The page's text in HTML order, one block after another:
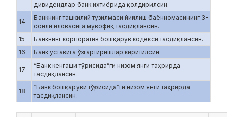
дивидендлар банк ихтиёрида қолдирилсин.
14
Банкнинг ташкилий тузилмаси йиғилиш баённомасининг 3-
сонли иловасига мувофиқ тасдиқлансин.
15
Банкнинг корпоратив бошқарув кодекси тасдиқлансин.
16
Банк уставига ўзгартиришлар киритилсин.
17
“Банк кенгаши тўғрисида”ги низом янги таҳрирда
тасдиқлансин.
18
“Банк бошқаруви тўғрисида”ги низом янги таҳрирда
тасдиқлансин.